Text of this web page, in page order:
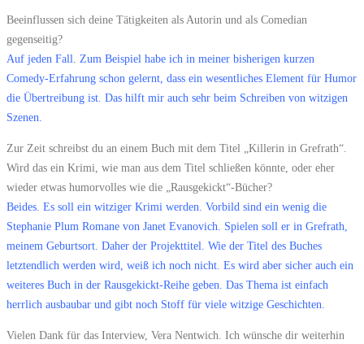
Beeinflussen sich deine Tätigkeiten als Autorin und als Comedian
gegenseitig?
Auf jeden Fall. Zum Beispiel habe ich in meiner bisherigen kurzen
Comedy-Erfahrung schon gelernt, dass ein wesentliches Element für Humor
die Übertreibung ist. Das hilft mir auch sehr beim Schreiben von witzigen
Szenen.
Zur Zeit schreibst du an einem Buch mit dem Titel „Killerin in Grefrath“.
Wird das ein Krimi, wie man aus dem Titel schließen könnte, oder eher
wieder etwas humorvolles wie die „Rausgekickt“-Bücher?
Beides. Es soll ein witziger Krimi werden. Vorbild sind ein wenig die
Stephanie Plum Romane von Janet Evanovich. Spielen soll er in Grefrath,
meinem Geburtsort. Daher der Projekttitel. Wie der Titel des Buches
letztendlich werden wird, weiß ich noch nicht. Es wird aber sicher auch ein
weiteres Buch in der Rausgekickt-Reihe geben. Das Thema ist einfach
herrlich ausbaubar und gibt noch Stoff für viele witzige Geschichten.
Vielen Dank für das Interview, Vera Nentwich. Ich wünsche dir weiterhin